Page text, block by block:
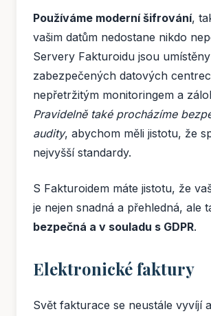
Používáme moderní šifrování,
vašim datům nedostane nikdo
Servery Fakturoidu jsou
zabezpečených datových
nepřetržitým monitoringem a
Pravidelně také procházíme
audity, abychom měli jistotu, že
nejvyšší standardy.
S Fakturoidem máte jistotu, že
je nejen snadná a přehledná, ale
bezpečná a v souladu s GDPR.
Elektronické faktury
Svět fakturace se neustále vyvíjí a